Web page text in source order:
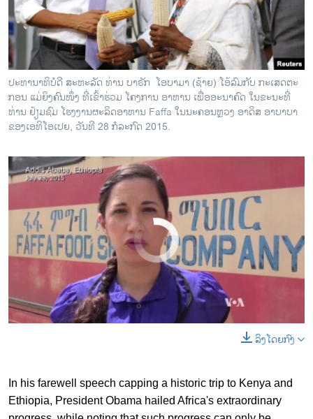
ປະທານາທິບໍດີ ສະຫະລັດ ທ່ານ ບາຣັກ ​ ໂອ​ບາ​ມາ (ຊ້າຍ) ໂອ້ລົມກັບ ກະເສດຕະ
ກອນ ແມ່ຍິງຄົນໜຶ່ງ ທີ່ເຂົ້າຮ່ວມ ໂຄງການ ອາຫານ ເພື່ອອະນາຄົດ ໃນຂະນະທີ່
ທ່ານ ຢ້ຽມຊົມ ໂຮງງານຜະລິດອາຫານ Faffa ໃນນະຄອນຫຼວງ ອາດິສ ອາບາບາ
ຂອງເອທິໂອເປຍ, ວັນທີ 28 ກໍລະກົດ 2015.
EMBED SHARE
On The Scene: Obama Visits Faffa Foods Plant in Ethiopia
byສຽງອາເມຣິກາ ວີໂອເອລາວ
SHARE
No media source currently available
ລິງໂດຍກົງ
In his farewell speech capping a historic trip to Kenya and
Ethiopia, President Obama hailed Africa's extraordinary